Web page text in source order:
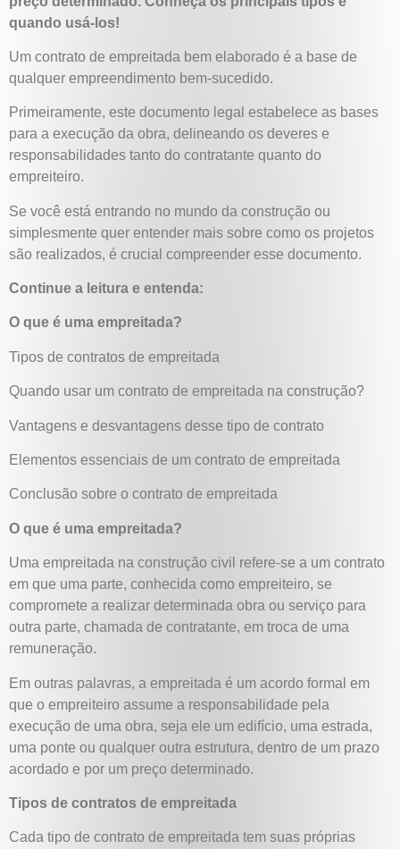
quando usá-los!
Um contrato de empreitada bem elaborado é a base de
qualquer empreendimento bem-sucedido.
Primeiramente, este documento legal estabelece as bases
para a execução da obra, delineando os deveres e
responsabilidades tanto do contratante quanto do
empreiteiro.
Se você está entrando no mundo da construção ou
simplesmente quer entender mais sobre como os projetos
são realizados, é crucial compreender esse documento.
Continue a leitura e entenda:
O que é uma empreitada?
Tipos de contratos de empreitada
Quando usar um contrato de empreitada na construção?
Vantagens e desvantagens desse tipo de contrato
Elementos essenciais de um contrato de empreitada
Conclusão sobre o contrato de empreitada
O que é uma empreitada?
Uma empreitada na construção civil refere-se a um contrato
em que uma parte, conhecida como empreiteiro, se
compromete a realizar determinada obra ou serviço para
outra parte, chamada de contratante, em troca de uma
remuneração.
Em outras palavras, a empreitada é um acordo formal em
que o empreiteiro assume a responsabilidade pela
execução de uma obra, seja ele um edifício, uma estrada,
uma ponte ou qualquer outra estrutura, dentro de um prazo
acordado e por um preço determinado.
Tipos de contratos de empreitada
Cada tipo de contrato de empreitada tem suas próprias